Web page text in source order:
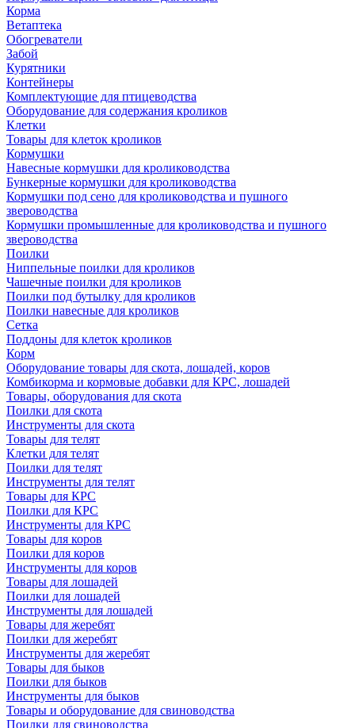
Корма
Ветаптека
Обогреватели
Забой
Курятники
Контейнеры
Комплектующие для птицеводства
Оборудование для содержания кроликов
Клетки
Товары для клеток кроликов
Кормушки
Навесные кормушки для кролиководства
Бункерные кормушки для кролиководства
Кормушки под сено для кролиководства и пушного
звероводства
Кормушки промышленные для кролиководства и пушного
звероводства
Поилки
Ниппельные поилки для кроликов
Чашечные поилки для кроликов
Поилки под бутылку для кроликов
Поилки навесные для кроликов
Сетка
Поддоны для клеток кроликов
Корм
Оборудование товары для скота, лошадей, коров
Комбикорма и кормовые добавки для КРС, лошадей
Товары, оборудования для скота
Поилки для скота
Инструменты для скота
Товары для телят
Клетки для телят
Поилки для телят
Инструменты для телят
Товары для КРС
Поилки для КРС
Инструменты для КРС
Товары для коров
Поилки для коров
Инструменты для коров
Товары для лошадей
Поилки для лошадей
Инструменты для лошадей
Товары для жеребят
Поилки для жеребят
Инструменты для жеребят
Товары для быков
Поилки для быков
Инструменты для быков
Товары и оборудование для свиноводства
Поилки для свиноводства